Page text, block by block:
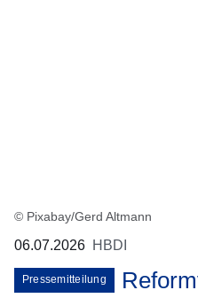
© Pixabay/Gerd Altmann
06.07.2026 HBDI
Pressemitteilung